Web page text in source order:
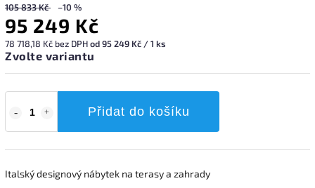
105 833 Kč –10 %
95 249 Kč
78 718,18 Kč bez DPHod 95 249 Kč / 1 ks
Zvolte variantu
Přidat do košíku
Italský designový nábytek na terasy a zahrady